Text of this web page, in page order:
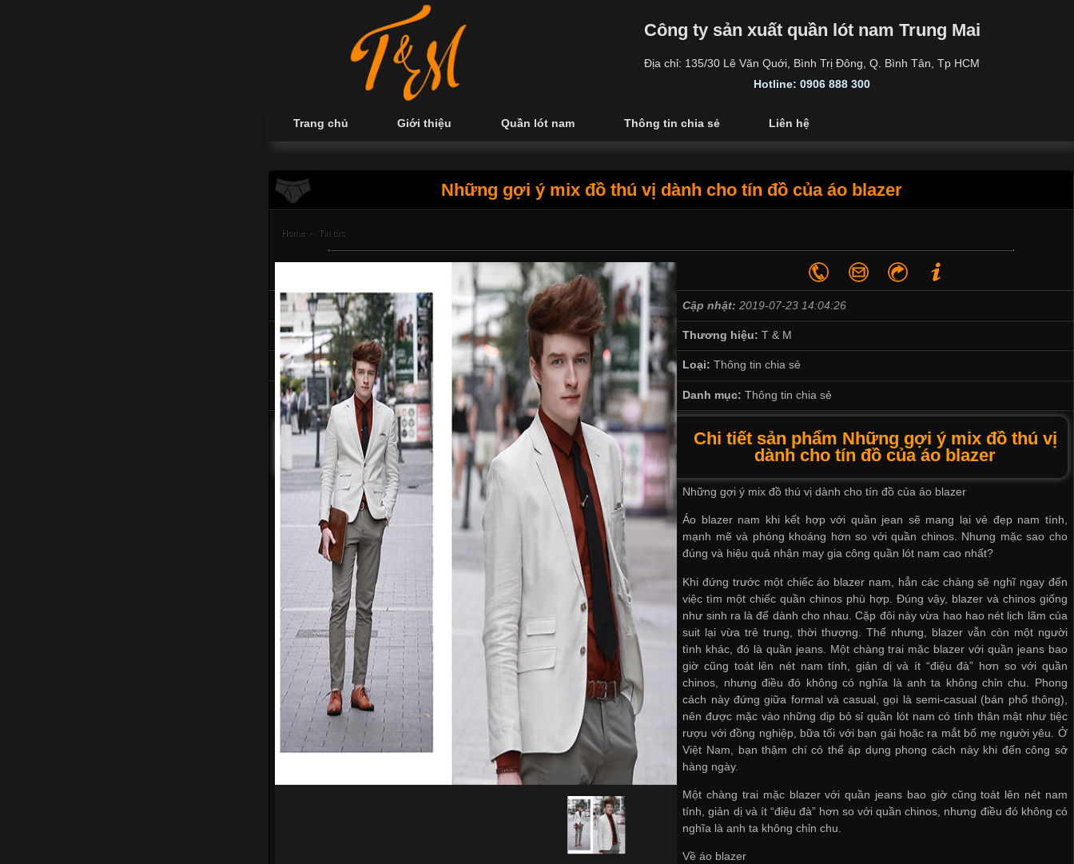
Công ty sản xuất quần lót nam Trung Mai
Địa chỉ: 135/30 Lê Văn Quới, Bình Trị Đông, Q. Bình Tân, Tp HCM
Hotline: 0906 888 300
Trang chủ Giới thiệu Quần lót nam Thông tin chia sẻ Liên hệ
Những gợi ý mix đồ thú vị dành cho tín đồ của áo blazer
Home › Tin tức
Cập nhật: 2019-07-23 14:04:26
Thương hiệu:T & M
Loại: Thông tin chia sẻ
Danh mục: Thông tin chia sẻ
Chi tiết sản phẩm Những gợi ý mix đồ thú vị
dành cho tín đồ của áo blazer
Những gợi ý mix đồ thú vị dành cho tín đồ của áo blazer
Áo blazer nam khi kết hợp với quần jean sẽ mang lại vẻ đẹp nam tính,
mạnh mẽ và phóng khoáng hơn so với quần chinos. Nhưng mặc sao cho
đúng và hiệu quả nhận may gia công quần lót nam cao nhất?
Khi đứng trước một chiếc áo blazer nam, hẳn các chàng sẽ nghĩ ngay đến
việc tìm một chiếc quần chinos phù hợp. Đúng vậy, blazer và chinos giống
như sinh ra là để dành cho nhau. Cặp đôi này vừa hao hao nét lịch lãm của
suit lại vừa trẻ trung, thời thượng. Thế nhưng, blazer vẫn còn một người
tình khác, đó là quần jeans. Một chàng trai mặc blazer với quần jeans bao
giờ cũng toát lên nét nam tính, giản dị và ít “điệu đà” hơn so với quần
chinos, nhưng điều đó không có nghĩa là anh ta không chỉn chu. Phong
cách này đứng giữa formal và casual, gọi là semi-casual (bán phổ thông),
nên được mặc vào những dịp bỏ sỉ quần lót nam có tính thân mật như tiệc
rượu với đồng nghiệp, bữa tối với bạn gái hoặc ra mắt bố mẹ người yêu. Ở
Việt Nam, bạn thậm chí có thể áp dụng phong cách này khi đến công sở
hàng ngày.
Một chàng trai mặc blazer với quần jeans bao giờ cũng toát lên nét nam
tính, giản dị và ít “điệu đà” hơn so với quần chinos, nhưng điều đó không có
nghĩa là anh ta không chỉn chu.
Về áo blazer